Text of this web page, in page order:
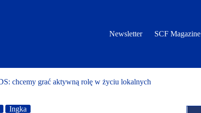
Newsletter SCF Magazine
chcemy grać aktywną rolę w życiu lokalnych
Ingka